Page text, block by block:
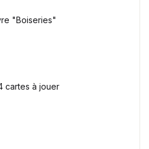
"Boiseries"
cartes à jouer